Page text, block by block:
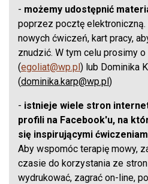
- możemy udostępnić
poprzez pocztę
nowych ćwiczeń, kart pracy,
znudzić. W tym celu prosimy o
(egoliat@wp.pl) lub Dominika
(dominika.karp@wp.pl)
- istnieje wiele stron
profili na Facebook'u, na
się inspirującymi
Aby wspomóc terapię mowy,
czasie do korzystania ze
wydrukować, zagrać on-line,